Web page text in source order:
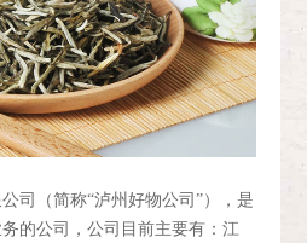
司（简称“泸州好物公司”），是
的公司，公司目前主要有：江